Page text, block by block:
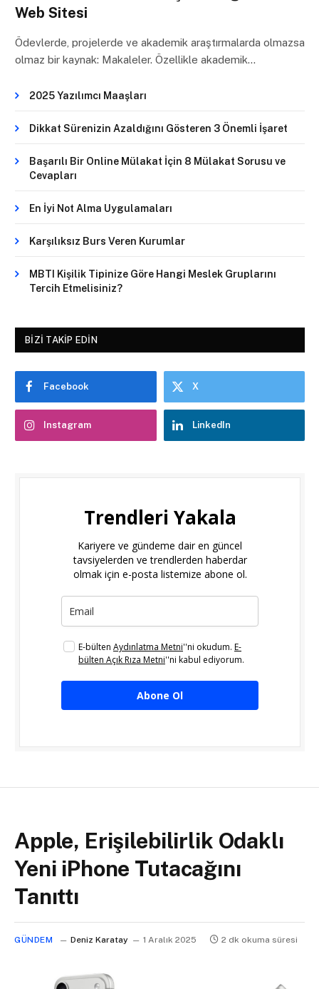
Web Sitesi
Ödevlerde, projelerde ve akademik araştırmalarda olmazsa
olmaz bir kaynak: Makaleler. Özellikle akademik…
2025 Yazılımcı Maaşları
Dikkat Sürenizin Azaldığını Gösteren 3 Önemli İşaret
Başarılı Bir Online Mülakat İçin 8 Mülakat Sorusu ve
Cevapları
En İyi Not Alma Uygulamaları
Karşılıksız Burs Veren Kurumlar
MBTI Kişilik Tipinize Göre Hangi Meslek Gruplarını
Tercih Etmelisiniz?
BIZI TAKIP EDIN
Facebook X
Instagram LinkedIn
Trendleri Yakala
Kariyere ve gündeme dair en güncel
tavsiyelerden ve trendlerden haberdar
olmak için e-posta listemize abone ol.
E-bülten Aydınlatma Metni''ni okudum. E-
bülten Açık Rıza Metni''ni kabul ediyorum.
Abone Ol
Apple, Erişilebilirlik Odaklı
Yeni iPhone Tutacağını
Tanıttı
GÜNDEM Deniz Karatay 1 Aralık 2025 2 dk okuma süresi